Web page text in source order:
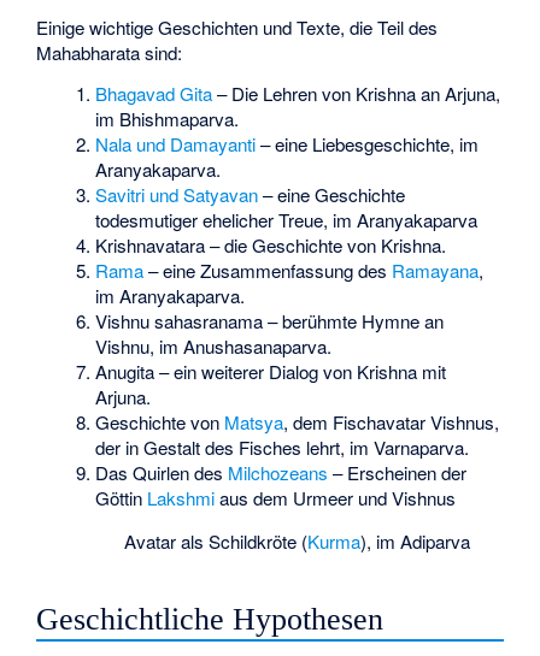
Einige wichtige Geschichten und Texte, die Teil des
Mahabharata sind:
Bhagavad Gita– Die Lehren von Krishna an Arjuna,
im Bhishmaparva.
Nala und Damayanti– eine Liebesgeschichte, im
Aranyakaparva.
Savitri und Satyavan– eine Geschichte
todesmutiger ehelicher Treue, im Aranyakaparva
Krishnavatara – die Geschichte von Krishna.
Rama– eine Zusammenfassung des Ramayana,
im Aranyakaparva.
Vishnu sahasranama– berühmte Hymne an
Vishnu, im Anushasanaparva.
Anugita – ein weiterer Dialog von Krishna mit
Arjuna.
Geschichte von Matsya, dem Fischavatar Vishnus,
der in Gestalt des Fisches lehrt, im Varnaparva.
Das Quirlen des Milchozeans – Erscheinen der
Göttin Lakshmiaus dem Urmeer und Vishnus
Avatar als Schildkröte (Kurma), im Adiparva
Geschichtliche Hypothesen